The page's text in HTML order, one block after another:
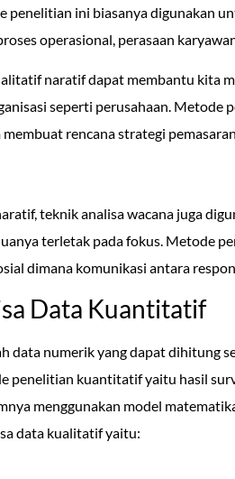
penelitian ini biasanya digunakan
operasional, perasaan
naratif dapat membantu kita
seperti perusahaan. Metode
rencana strategi
teknik analisa wacana juga
terletak pada fokus. Metode
dimana komunikasi antara
Data Kuantitatif
data numerik yang dapat dihitung
penelitian kuantitatif yaitu hasil
menggunakan model
data kualitatif yaitu: